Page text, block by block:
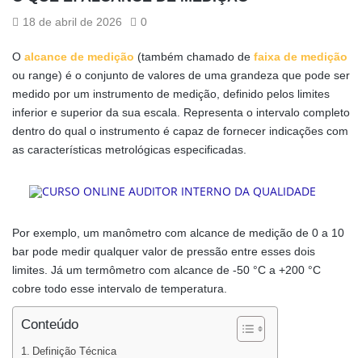
18 de abril de 2026 0
O alcance de medição (também chamado de faixa de medição
ou range) é o conjunto de valores de uma grandeza que pode ser
medido por um instrumento de medição, definido pelos limites
inferior e superior da sua escala. Representa o intervalo completo
dentro do qual o instrumento é capaz de fornecer indicações com
as características metrológicas especificadas.
Por exemplo, um manômetro com alcance de medição de 0 a 10
bar pode medir qualquer valor de pressão entre esses dois
limites. Já um termômetro com alcance de -50 °C a +200 °C
cobre todo esse intervalo de temperatura.
Conteúdo
Definição Técnica